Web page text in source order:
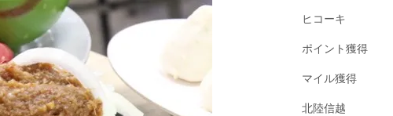
ヒコーキ
ポイント獲得
マイル獲得
北陸信越